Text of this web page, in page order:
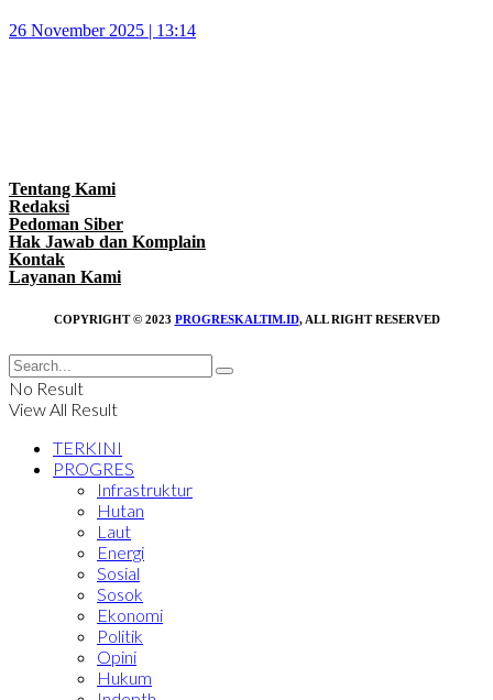
26 November 2025 | 13:14
Tentang Kami
Redaksi
Pedoman Siber
Hak Jawab dan Komplain
Kontak
Layanan Kami
COPYRIGHT © 2023 PROGRESKALTIM.ID, ALL RIGHT RESERVED
No Result
View All Result
TERKINI
PROGRES
Infrastruktur
Hutan
Laut
Energi
Sosial
Sosok
Ekonomi
Politik
Opini
Hukum